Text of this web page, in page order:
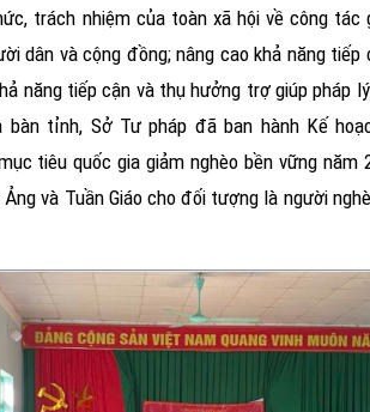
trách nhiệm của toàn xã hội về công tác
dân và cộng đồng; nâng cao khả năng
năng tiếp cận và thụ hưởng trợ giúp pháp
tỉnh, Sở Tư pháp đã ban hành Kế
tiêu quốc gia giảm nghèo bền vững năm
và Tuần Giáo cho đối tượng là người